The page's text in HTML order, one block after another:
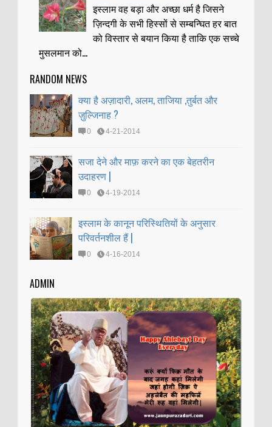
इस्लाम वह बड़ा और अच्छा धर्म है जिसने
ज़िन्दगी के सभी हिस्सों से सम्बन्घित हर बात
को विस्तार से बयान किया है ताकि एक सच्चे
मुसलमान को...
RANDOM NEWS
क्या है अज़ादारी, अलम, ताजिया ,तुर्बत और
ज़ुल्जिनाह ?
0 4-21-2014
सजा देने और माफ़ करने का एक बेहतरीन
उदाहरण |
0 4-19-2014
इस्लाम के कानून परिस्थितियों के अनुसार
परिवर्तनशील हैं |
0 4-16-2014
ADMIN